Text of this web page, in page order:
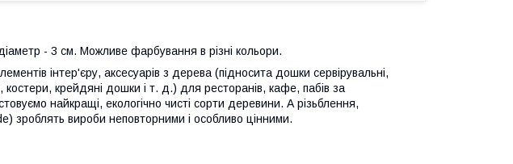
- 3 см. Можливе фарбування в різні кольори.
інтер'єру, аксесуарів з дерева (підносита дошки сервірувальні,
костери, крейдяні дошки і т. д.) для ресторанів, кафе, пабів за
найкращі, екологічно чисті сорти деревини. А різьблення,
зроблять вироби неповторними і особливо цінними.